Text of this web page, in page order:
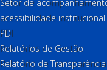
Setor de
acessibilidade institucional
PDI
Relatórios de Gestão
Relatório de